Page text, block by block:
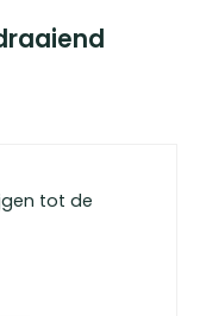
tot de